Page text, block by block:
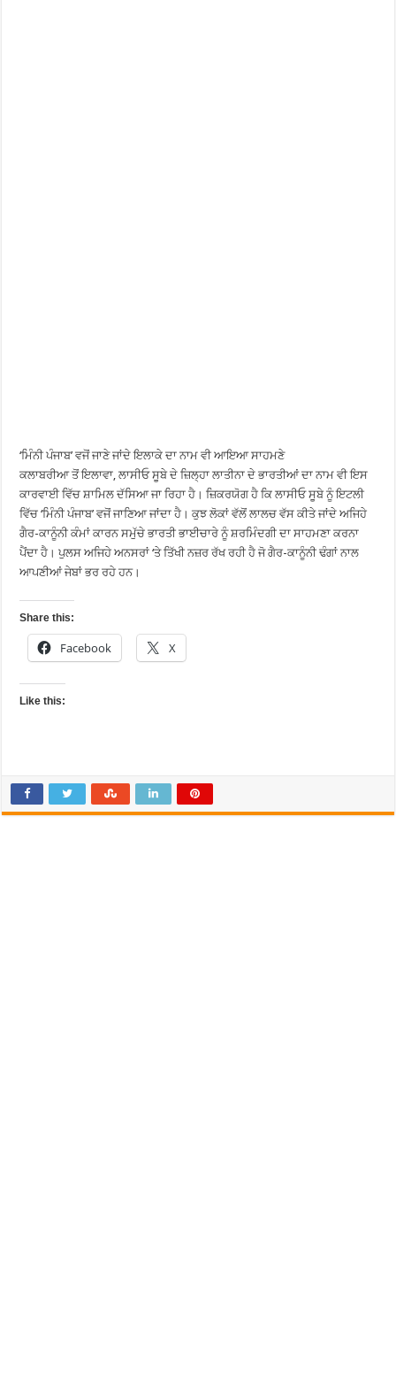
‘ਮਿੰਨੀ ਪੰਜਾਬ’ ਵਜੋਂ ਜਾਣੇ ਜਾਂਦੇ ਇਲਾਕੇ ਦਾ ਨਾਮ ਵੀ ਆਇਆ ਸਾਹਮਣੇ
ਕਲਾਬਰੀਆ ਤੋਂ ਇਲਾਵਾ, ਲਾਸੀਓ ਸੂਬੇ ਦੇ ਜ਼ਿਲ੍ਹਾ ਲਾਤੀਨਾ ਦੇ ਭਾਰਤੀਆਂ ਦਾ ਨਾਮ ਵੀ ਇਸ
ਕਾਰਵਾਈ ਵਿੱਚ ਸ਼ਾਮਿਲ ਦੱਸਿਆ ਜਾ ਰਿਹਾ ਹੈ। ਜ਼ਿਕਰਯੋਗ ਹੈ ਕਿ ਲਾਸੀਓ ਸੂਬੇ ਨੂੰ ਇਟਲੀ
ਵਿੱਚ ‘ਮਿੰਨੀ ਪੰਜਾਬ’ ਵਜੋਂ ਜਾਣਿਆ ਜਾਂਦਾ ਹੈ। ਕੁਝ ਲੋਕਾਂ ਵੱਲੋਂ ਲਾਲਚ ਵੱਸ ਕੀਤੇ ਜਾਂਦੇ ਅਜਿਹੇ
ਗੈਰ-ਕਾਨੂੰਨੀ ਕੰਮਾਂ ਕਾਰਨ ਸਮੁੱਚੇ ਭਾਰਤੀ ਭਾਈਚਾਰੇ ਨੂੰ ਸ਼ਰਮਿੰਦਗੀ ਦਾ ਸਾਹਮਣਾ ਕਰਨਾ
ਪੈਂਦਾ ਹੈ। ਪੁਲਸ ਅਜਿਹੇ ਅਨਸਰਾਂ ‘ਤੇ ਤਿੱਖੀ ਨਜ਼ਰ ਰੱਖ ਰਹੀ ਹੈ ਜੋ ਗੈਰ-ਕਾਨੂੰਨੀ ਢੰਗਾਂ ਨਾਲ
ਆਪਣੀਆਂ ਜੇਬਾਂ ਭਰ ਰਹੇ ਹਨ।
Share this:
Facebook X
Like this: